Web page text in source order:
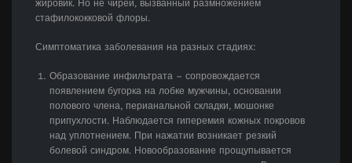
жировик. Но не чирей, вызванный размножением
стафилококковой флоры.
Симптоматика заболевания на разных стадиях:
Образование инфильтрата – сопровождается
появлением бугорка на лобке мужчины, основании
полового члена, перианальной складки, мошонке
припухлости. Наблюдается гиперемия кожных покровов
над уплотнением. При нажатии возникает резкий
болевой синдром. Новообразование прощупывается